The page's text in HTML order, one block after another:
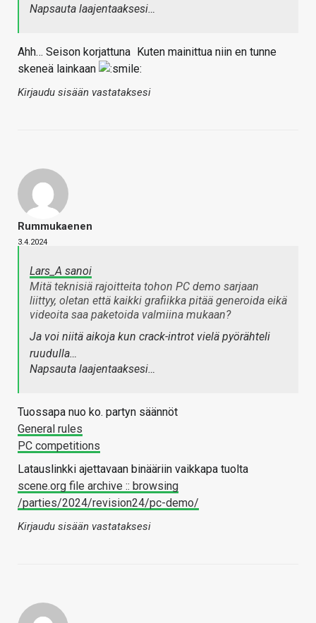
Napsauta laajentaaksesi…
Ahh… Seison korjattuna Kuten mainittua niin en tunne
skeneä lainkaan
Kirjaudu sisään vastataksesi
Rummukaenen
3.4.2024
Lars_A sanoi
Mitä teknisiä rajoitteita tohon PC demo sarjaan
liittyy, oletan että kaikki grafiikka pitää generoida eikä
videoita saa paketoida valmiina mukaan?
Ja voi niitä aikoja kun crack-introt vielä pyörähteli
ruudulla…
Napsauta laajentaaksesi…
Tuossapa nuo ko. partyn säännöt
General rules
PC competitions
Latauslinkki ajettavaan binääriin vaikkapa tuolta
scene.org file archive :: browsing
/parties/2024/revision24/pc-demo/
Kirjaudu sisään vastataksesi